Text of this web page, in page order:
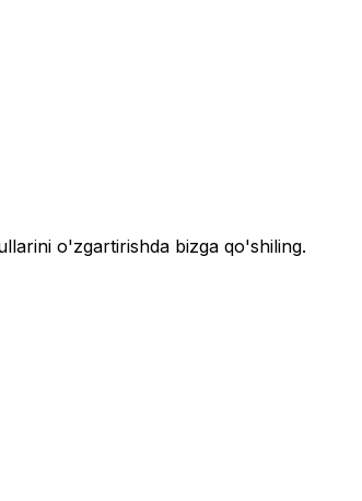
o'zgartirishda bizga qo'shiling.